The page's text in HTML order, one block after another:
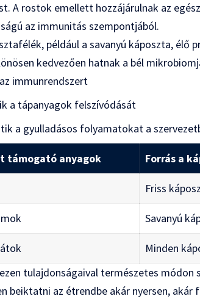
A rostok emellett hozzájárulnak az
az immunitás szempontjából.
például a savanyú káposzta,
kedvezően hatnak a bél
immunrendszert
a tápanyagok felszívódását
a gyulladásos folyamatokat a
támogató anyagok Forrás a
Friss
Savanyú
Minden
tulajdonságaival természetes módon
beiktatni az étrendbe akár nyersen, akár